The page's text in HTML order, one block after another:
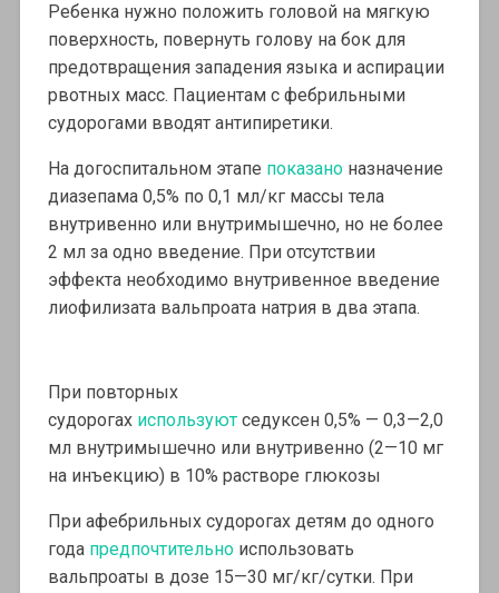
Ребенка нужно положить головой на мягкую
поверхность, повернуть голову на бок для
предотвращения западения языка и аспирации
рвотных масс. Пациентам с фебрильными
судорогами вводят антипиретики.
На догоспитальном этапе показаноназначение
диазепама 0,5% по 0,1 мл/кг массы тела
внутривенно или внутримышечно, но не более
2 мл за одно введение. При отсутствии
эффекта необходимо внутривенное введение
лиофилизата вальпроата натрия в два этапа.
При повторных
судорогах используютседуксен 0,5% — 0,3—2,0
мл внутримышечно или внутривенно (2—10 мг
на инъекцию) в 10% растворе глюкозы
При афебрильных судорогах детям до одного
года предпочтительноиспользовать
вальпроаты в дозе 15—30 мг/кг/сутки. При